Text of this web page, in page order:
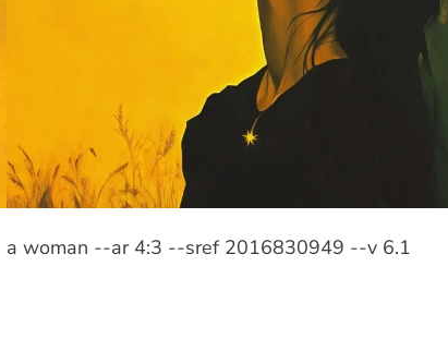
a woman --ar 4:3 --sref 2016830949 --v 6.1